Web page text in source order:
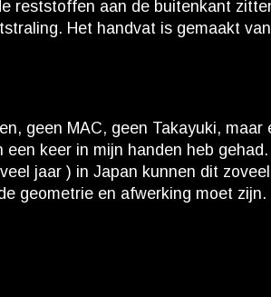
reststoffen aan de buitenkant
Het handvat is gemaakt
geen MAC, geen Takayuki,
keer in mijn handen heb
jaar ) in Japan kunnen dit
geometrie en afwerking moet